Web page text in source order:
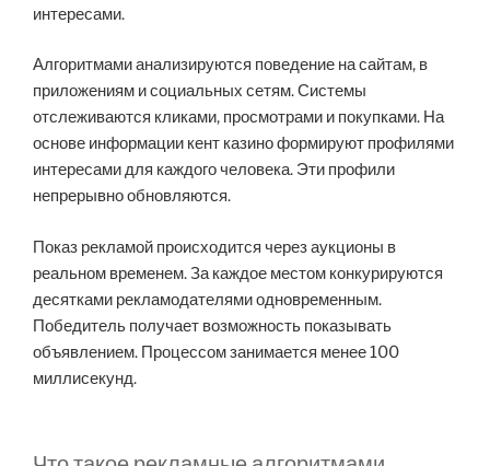
интересами.
Алгоритмами анализируются поведение на сайтам, в
приложениям и социальных сетям. Системы
отслеживаются кликами, просмотрами и покупками. На
основе информации кент казино формируют профилями
интересами для каждого человека. Эти профили
непрерывно обновляются.
Показ рекламой происходится через аукционы в
реальном временем. За каждое местом конкурируются
десятками рекламодателями одновременным.
Победитель получает возможность показывать
объявлением. Процессом занимается менее 100
миллисекунд.